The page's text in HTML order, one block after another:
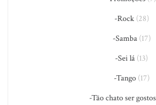
-Rock(28)
-Samba(17)
-Sei lá (13)
-Tango(17)
-Tão chato ser